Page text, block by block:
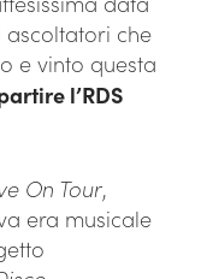
ascoltatori che
e vinto questa
l’RDS
On Tour,
era musicale